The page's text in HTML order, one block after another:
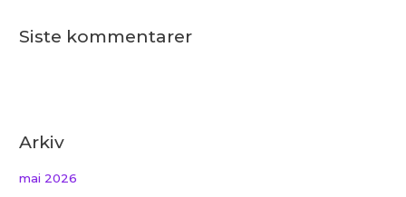
Siste kommentarer
Arkiv
mai 2026